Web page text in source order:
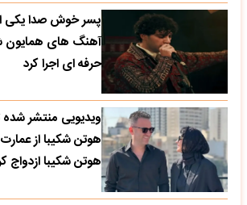
پسر خوش صدا یکی
آهنگ های همایون
حرفه ای اجرا کرد
ویدیویی منتشر
هوتن شکیبا از
هوتن شکیبا ازدواج